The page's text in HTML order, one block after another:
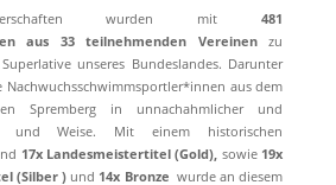
wurden mit481
aus 33 teilnehmenden Vereinenzu
unseres Bundeslandes. Darunter
aus dem
Spremberg in unnachahmlicher und
und Weise. Mit einem historischen
17x Landesmeistertitel (Gold), sowie19x
(Silber) und 14x Bronze wurde an diesem